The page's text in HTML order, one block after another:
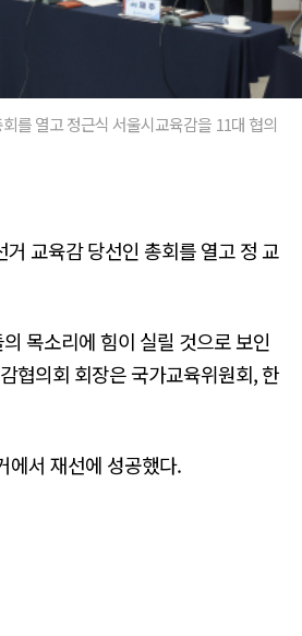
를 열고 정근식 서울시교육감을 11대 협의
교육감 당선인 총회를 열고 정 교
목소리에 힘이 실릴 것으로 보인
협의회 회장은 국가교육위원회, 한
에서 재선에 성공했다.